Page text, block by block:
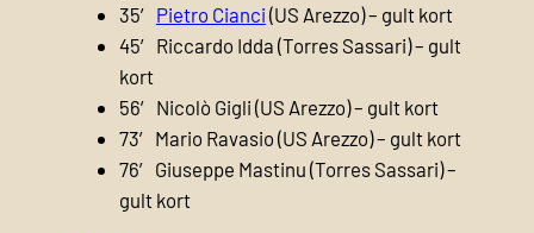
35′ Pietro Cianci (US Arezzo) – gult kort
45′ Riccardo Idda (Torres Sassari) – gult
kort
56′ Nicolò Gigli (US Arezzo) – gult kort
73′ Mario Ravasio (US Arezzo) – gult kort
76′ Giuseppe Mastinu (Torres Sassari) –
gult kort